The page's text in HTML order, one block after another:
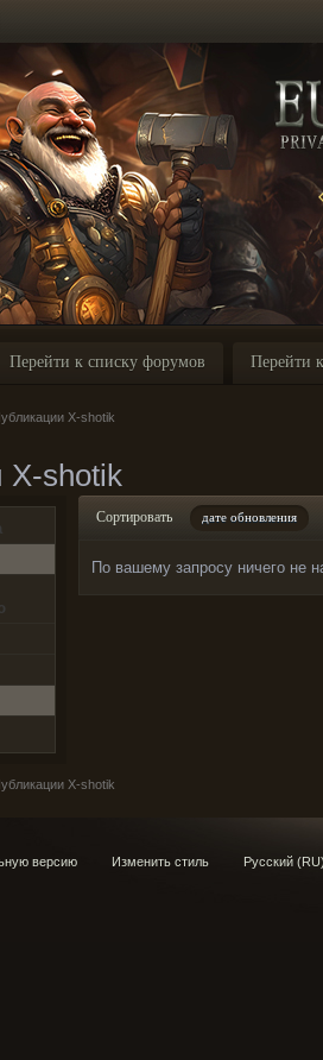
Перейти к списку форумов Перейти
X-shotik
X-shotik
Сортировать дате обновления
По вашему запросу ничего не
X-shotik
версию Изменить стиль Русский